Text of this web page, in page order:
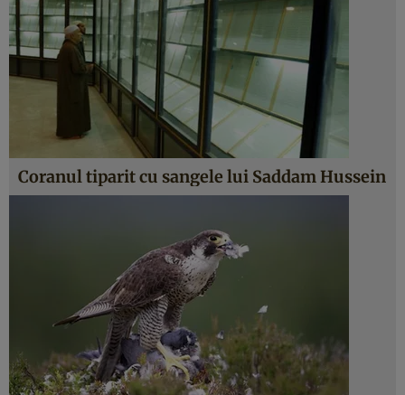
Coranul tiparit cu sangele lui Saddam Hussein